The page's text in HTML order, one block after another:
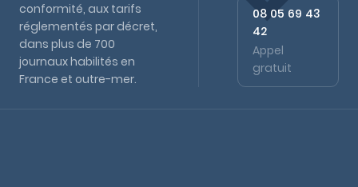
conformité, aux tarifs
réglementés par décret,
dans plus de 700
journaux habilités en
France et outre-mer.
08 05 69 43
42
Appel
gratuit